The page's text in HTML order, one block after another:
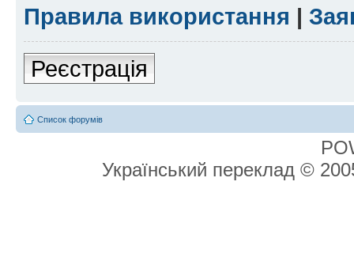
Правила використання |
Реєстрація
Список форумів
Український переклад ©